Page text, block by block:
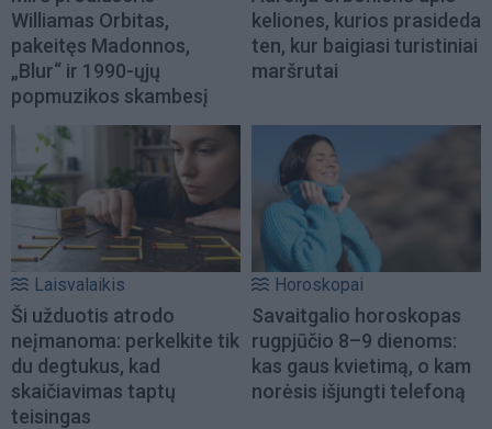
Williamas Orbitas,
pakeitęs Madonnos,
„Blur“ ir 1990-ųjų
popmuzikos skambesį
keliones, kurios prasideda
ten, kur baigiasi turistiniai
maršrutai
Laisvalaikis
Ši užduotis atrodo
neįmanoma: perkelkite tik
du degtukus, kad
skaičiavimas taptų
teisingas
Horoskopai
Savaitgalio horoskopas
rugpjūčio 8–9 dienoms:
kas gaus kvietimą, o kam
norėsis išjungti telefoną